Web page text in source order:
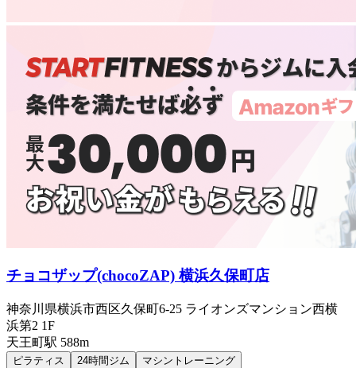
チョコザップ(chocoZAP) 横浜久保町店
神奈川県横浜市西区久保町6-25 ライオンズマンション西横
浜第2 1F
天王町駅 588m
ピラティス 24時間ジム
マシントレーニング